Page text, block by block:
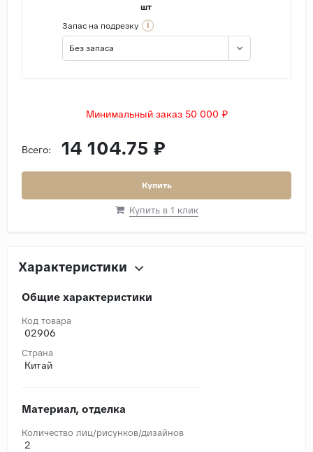
шт
Запас на подрезку
i
Без запаса
Минимальный заказ 50 000 ₽
Всего: 14 104.75 ₽
Купить
Купить в 1 клик
Характеристики
Общие характеристики
Код товара
02906
Страна
Китай
Материал, отделка
Количество лиц/рисунков/дизайнов
2